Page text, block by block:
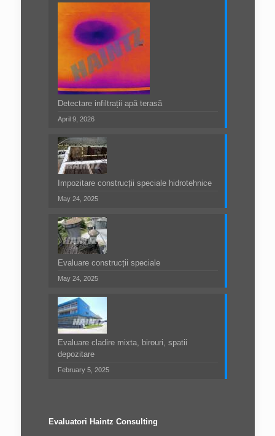
Detectare infiltrații apă terasă
April 9, 2026
Impozitare construcții speciale hidrotehnice
May 24, 2025
Evaluare construcții speciale
May 24, 2025
Evaluare cladire mixta, birouri, spatii
depozitare
February 5, 2025
Evaluatori Haintz Consulting